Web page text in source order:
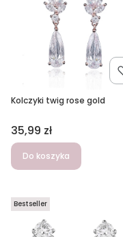
Kolczyki twig rose gold
Cena
35,99 zł
Do koszyka
Bestseller